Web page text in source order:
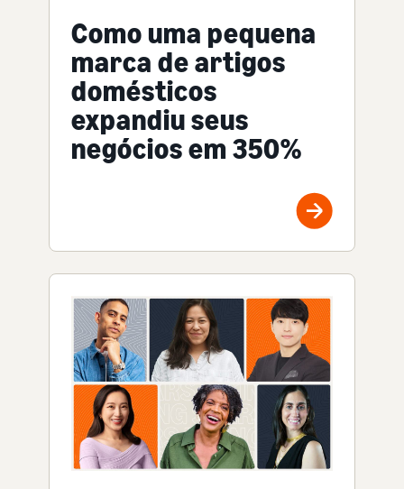
Como uma pequena
marca de artigos
domésticos
expandiu seus
negócios em 350%